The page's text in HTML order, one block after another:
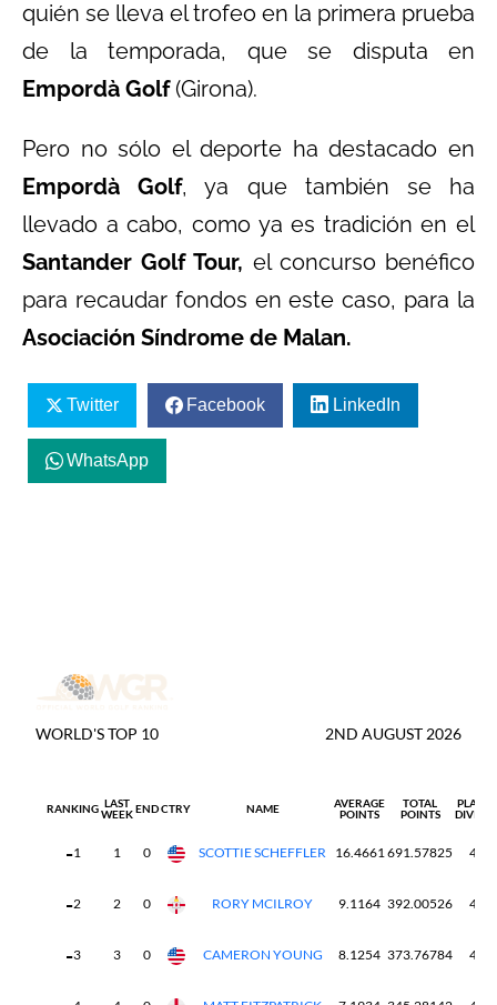
quién se lleva el trofeo en la primera prueba
de la temporada, que se disputa en
Empordà Golf(Girona).
Pero no sólo el deporte ha destacado en
Empordà Golf, ya que también se ha
llevado a cabo, como ya es tradición en el
Santander Golf Tour, el concurso benéfico
para recaudar fondos en este caso, para la
Asociación Síndrome de Malan.
Twitter Facebook LinkedIn
WhatsApp